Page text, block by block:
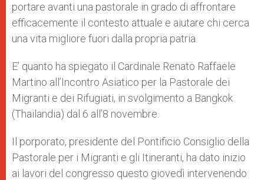
portare avanti una pastorale in grado di affrontare
efficacemente il contesto attuale e aiutare chi cerca
una vita migliore fuori dalla propria patria.
E’ quanto ha spiegato il Cardinale Renato Raffaele
Martino all’Incontro Asiatico per la Pastorale dei
Migranti e dei Rifugiati, in svolgimento a Bangkok
(Thailandia) dal 6 all’8 novembre.
Il porporato, presidente del Pontificio Consiglio della
Pastorale per i Migranti e gli Itineranti, ha dato inizio
ai lavori del congresso questo giovedì intervenendo